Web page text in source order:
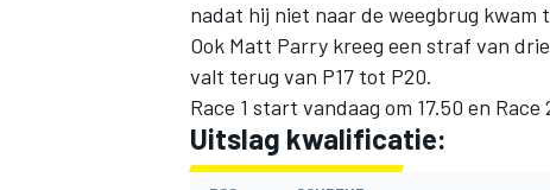
nadat hij niet naar de weegbrug kwam
Ook Matt Parry kreeg een straf van
valt terug van P17 tot P20.
Race 1 start vandaag om 17.50 en
Uitslag kwalificatie: